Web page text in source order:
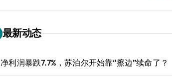
最新动态
净利润暴跌7.7%，苏泊尔开始靠“擦边”续命了？